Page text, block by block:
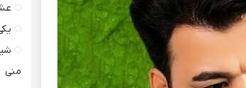
عشق
منی